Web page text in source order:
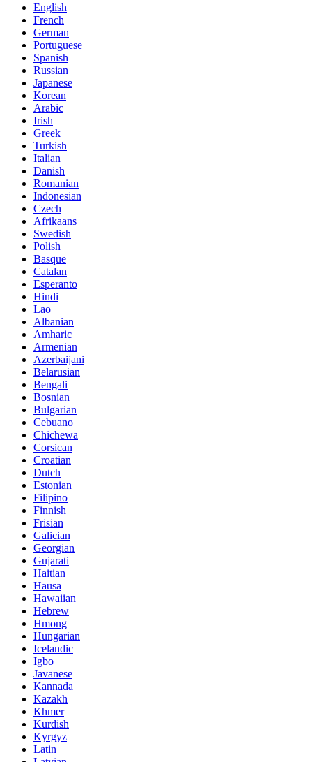
English
French
German
Portuguese
Spanish
Russian
Japanese
Korean
Arabic
Irish
Greek
Turkish
Italian
Danish
Romanian
Indonesian
Czech
Afrikaans
Swedish
Polish
Basque
Catalan
Esperanto
Hindi
Lao
Albanian
Amharic
Armenian
Azerbaijani
Belarusian
Bengali
Bosnian
Bulgarian
Cebuano
Chichewa
Corsican
Croatian
Dutch
Estonian
Filipino
Finnish
Frisian
Galician
Georgian
Gujarati
Haitian
Hausa
Hawaiian
Hebrew
Hmong
Hungarian
Icelandic
Igbo
Javanese
Kannada
Kazakh
Khmer
Kurdish
Kyrgyz
Latin